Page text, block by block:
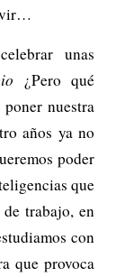
unas
¿Pero qué
nuestra
años ya no
poder
que
trabajo, en
con
que provoca